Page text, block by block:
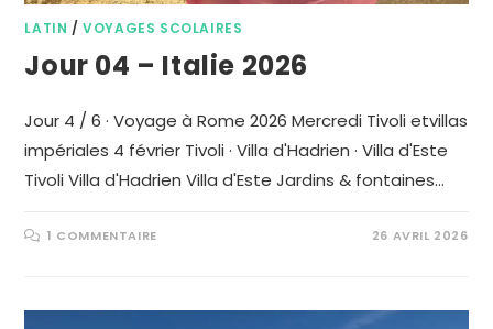
LATIN /VOYAGES SCOLAIRES
Jour 04 – Italie 2026
Jour 4 / 6 · Voyage à Rome 2026 Mercredi Tivoli etvillas
impériales 4 février Tivoli · Villa d'Hadrien · Villa d'Este
Tivoli Villa d'Hadrien Villa d'Este Jardins & fontaines…
1 COMMENTAIRE 26 AVRIL 2026